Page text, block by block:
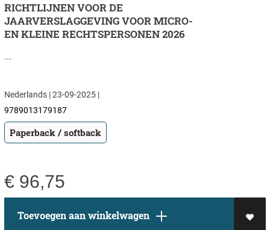
RICHTLIJNEN VOOR DE
JAARVERSLAGGEVING VOOR MICRO-
EN KLEINE RECHTSPERSONEN 2026
...
Nederlands | 23-09-2025 |
9789013179187
Paperback / softback
€ 96,75
Toevoegen aan winkelwagen